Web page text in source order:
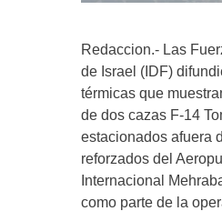
Redaccion.- Las
de Israel (IDF)
térmicas que
de dos cazas F‑14
estacionados afuera
reforzados del
Internacional
como parte de la